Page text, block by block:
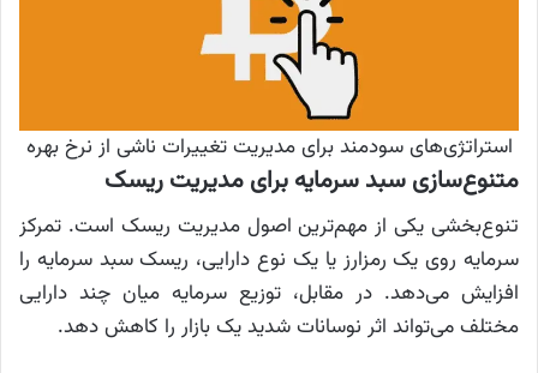
استراتژی‌های سودمند برای مدیریت تغییرات ناشی از نرخ بهره
متنوع‌سازی سبد سرمایه برای مدیریت ریسک
تنوع‌بخشی یکی از مهم‌ترین اصول مدیریت ریسک است. تمرکز
سرمایه روی یک رمزارز یا یک نوع دارایی، ریسک سبد سرمایه را
افزایش می‌دهد. در مقابل، توزیع سرمایه میان چند دارایی
مختلف می‌تواند اثر نوسانات شدید یک بازار را کاهش دهد.